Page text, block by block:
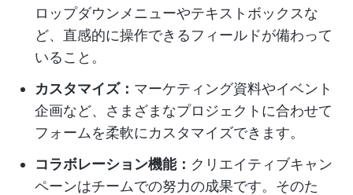
ロップダウンメニューやテキストボックスな
ど、直感的に操作できるフィールドが備わって
いること。
カスタマイズ： マーケティング資料やイベント
企画など、さまざまなプロジェクトに合わせて
フォームを柔軟にカスタマイズできます。
コラボレーション機能： クリエイティブキャン
ペーンはチームでの努力の成果です。そのた